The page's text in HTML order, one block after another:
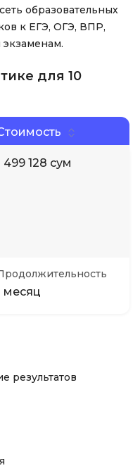
образовательных
к ЕГЭ, ОГЭ, ВПР,
для 10
499 128 сум
месяц
результатов